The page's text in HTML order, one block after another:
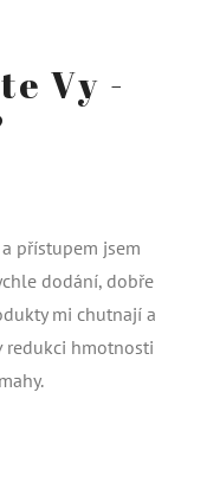
Vy -
přístupem jsem
dodání, dobře
mi chutnají a
redukci hmotnosti